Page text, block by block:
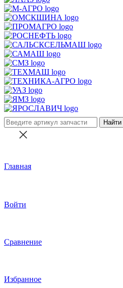
Найти
Главная
Войти
Сравнение
Избранное